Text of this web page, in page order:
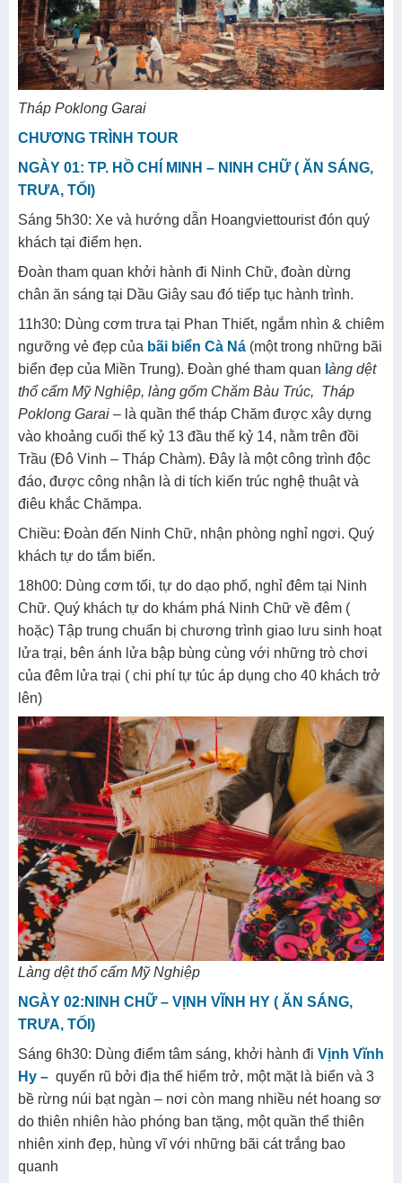
Tháp Poklong Garai
CHƯƠNG TRÌNH TOUR
NGÀY 01: TP. HỒ CHÍ MINH – NINH CHỮ ( ĂN SÁNG,
TRƯA, TỐI)
Sáng 5h30: Xe và hướng dẫn Hoangviettourist đón quý
khách tại điểm hẹn.
Đoàn tham quan khởi hành đi Ninh Chữ, đoàn dừng
chân ăn sáng tại Dầu Giây sau đó tiếp tục hành trình.
11h30: Dùng cơm trưa tại Phan Thiết, ngắm nhìn & chiêm
ngưỡng vẻ đẹp của bãi biển Cà Ná (một trong những bãi
biển đẹp của Miền Trung). Đoàn ghé tham quan àng dệt
thổ cẩm Mỹ Nghiệp, làng gốm Chăm Bàu Trúc, Tháp
Poklong Garai – là quần thể tháp Chăm được xây dựng
vào khoảng cuối thế kỷ 13 đầu thế kỷ 14, nằm trên đồi
Trầu (Đô Vinh – Tháp Chàm). Đây là một công trình độc
đáo, được công nhận là di tích kiến trúc nghệ thuật và
điêu khắc Chămpa.
Chiều: Đoàn đến Ninh Chữ, nhận phòng nghỉ ngơi. Quý
khách tự do tắm biển.
18h00: Dùng cơm tối, tự do dạo phố, nghỉ đêm tại Ninh
Chữ. Quý khách tự do khám phá Ninh Chữ về đêm (
hoặc) Tập trung chuẩn bị chương trình giao lưu sinh hoạt
lửa trại, bên ánh lửa bập bùng cùng với những trò chơi
của đêm lửa trại ( chi phí tự túc áp dụng cho 40 khách trở
lên)
Làng dệt thổ cẩm Mỹ Nghiệp
NGÀY 02:NINH CHỮ – VỊNH VĨNH HY ( ĂN SÁNG,
TRƯA, TỐI)
Sáng 6h30: Dùng điểm tâm sáng, khởi hành đi Vịnh Vĩnh
Hy – quyến rũ bởi địa thế hiểm trở, một mặt là biển và 3
bề rừng núi bạt ngàn – nơi còn mang nhiều nét hoang sơ
do thiên nhiên hào phóng ban tặng, một quần thể thiên
nhiên xinh đẹp, hùng vĩ với những bãi cát trắng bao
quanh